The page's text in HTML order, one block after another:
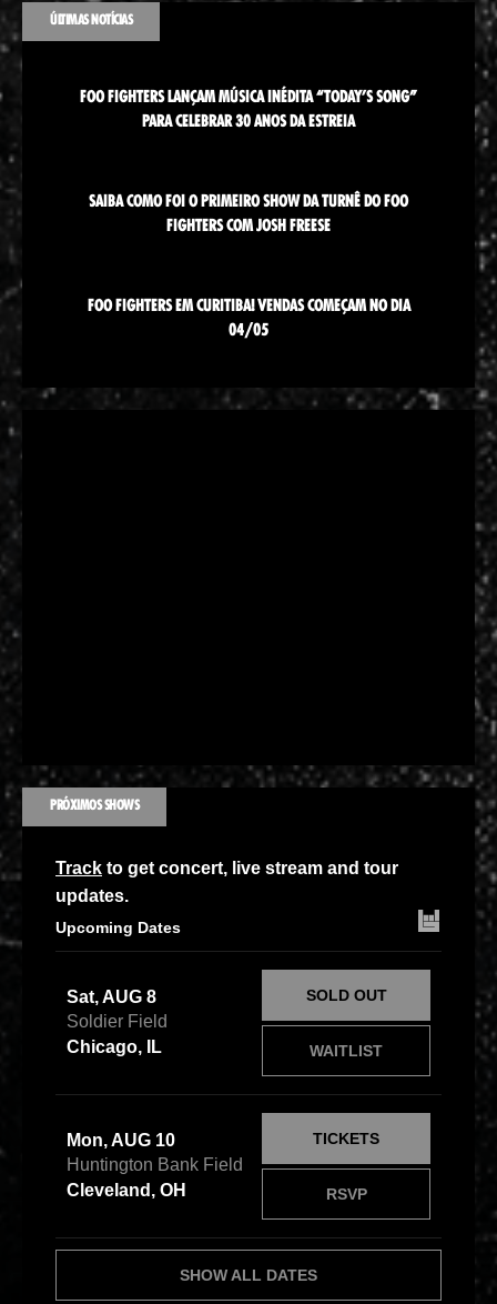
ÚLTIMAS NOTÍCIAS
FOO FIGHTERS LANÇAM MÚSICA INÉDITA “TODAY’S SONG”
PARA CELEBRAR 30 ANOS DA ESTREIA
SAIBA COMO FOI O PRIMEIRO SHOW DA TURNÊ DO FOO
FIGHTERS COM JOSH FREESE
FOO FIGHTERS EM CURITIBA! VENDAS COMEÇAM NO DIA
04/05
PRÓXIMOS SHOWS
Track to get concert, live stream and tour
updates.
Upcoming Dates
Sat, AUG 8
Soldier Field
Chicago, IL
WAITLIST
SOLD OUT
Mon, AUG 10
Huntington Bank Field
Cleveland, OH
RSVP
TICKETS
SHOW ALL DATES